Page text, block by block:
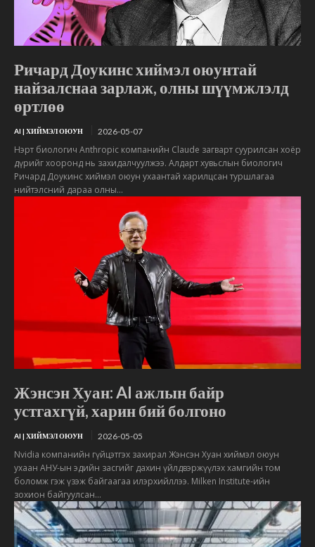
Ричард Доукинс хиймэл оюунтай
найзалснаа зарлаж, олны шүүмжлэлд
өртлөө
AI | ХИЙМЭЛ ОЮУН 2026-05-07
Нэрт биологич Anthropic компанийн Claude загварт суурилсан хоёр
дүрийг хооронд нь захидалчуулжээ. Алдарт хувьслын биологич
Ричард Доукинс хиймэл оюун ухаантай харилцсан туршлагаа
нийтэлсний дараа олны...
Жэнсэн Хуан: AI ажлын байр
устгахгүй, харин бий болгоно
AI | ХИЙМЭЛ ОЮУН 2026-05-05
Nvidia компанийн гүйцэтгэх захирал Жэнсэн Хуан хиймэл оюун
ухаан АНУ-ын эдийн засгийг дахин үйлдвэржүүлэх хамгийн том
боломж гэж үзэж байгаагаа илэрхийллээ. Milken Institute-ийн
зохион байгуулсан...